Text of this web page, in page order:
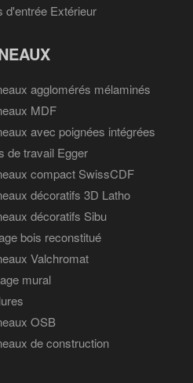
d'entrée Extérieur
agglomérés mélaminés
MDF
avec poignées intégrées
de travail Egger
compact SwissCDF
décoratifs 3D Latho
décoratifs Sibu
bois reconstitué
Valchromat
mural
OSB
de construction